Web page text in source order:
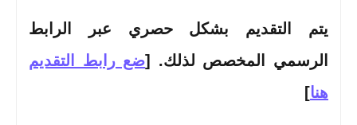
يتم التقديم بشكل حصري عبر الرابط
الرسمي المخصص لذلك. [ضع رابط التقديم
هنا]